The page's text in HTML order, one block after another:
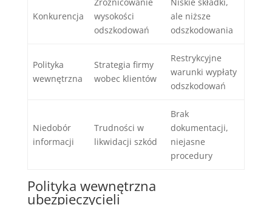
Konkurencja
wysokości
odszkodowań
ale niższe
odszkodowania
Polityka
wewnętrzna
Strategia firmy
wobec klientów
Restrykcyjne
warunki wypłaty
odszkodowań
Niedobór
informacji
Trudności w
likwidacji szkód
Brak
dokumentacji,
niejasne
procedury
Polityka wewnętrzna
ubezpieczycieli